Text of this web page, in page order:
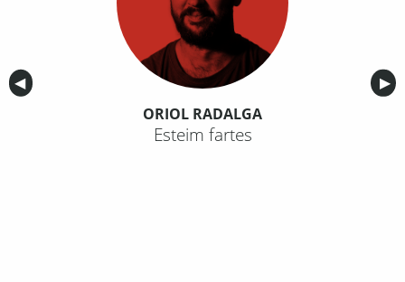
Anterior
◀︎ ▶︎
ORIOL RADALGA
Esteim fartes